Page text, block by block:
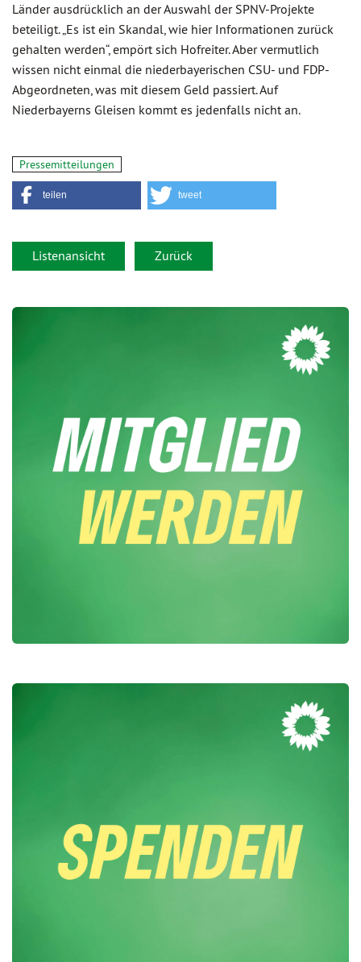
Länder ausdrücklich an der Auswahl der SPNV-Projekte
beteiligt. „Es ist ein Skandal, wie hier Informationen zurück
gehalten werden“, empört sich Hofreiter. Aber vermutlich
wissen nicht einmal die niederbayerischen CSU- und FDP-
Abgeordneten, was mit diesem Geld passiert. Auf
Niederbayerns Gleisen kommt es jedenfalls nicht an.
Pressemitteilungen
teilen tweet
Listenansicht Zurück